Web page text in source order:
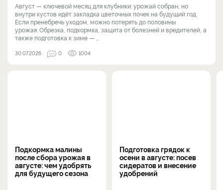
Август — ключевой месяц для клубники: урожай собран, но
внутри кустов идёт закладка цветочных почек на будущий год.
Если пренебречь уходом, можно потерять до половины
урожая. Обрезка, подкормка, защита от болезней и вредителей, а
также подготовка к зиме — ...
30.07.2026 0 1004
Подкормка малины
после сбора урожая в
августе: чем удобрять
для будущего сезона
Подготовка грядок к
осени в августе: посев
сидератов и внесение
удобрений